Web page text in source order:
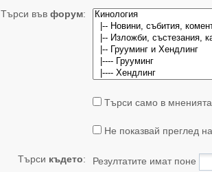
Търси във форум:
Търси само в мненията
Не показвай преглед
Търси където: Резултатите имат поне